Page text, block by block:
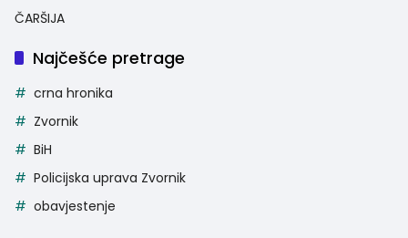
ČARŠIJA
Najčešće pretrage
crna hronika
Zvornik
BiH
Policijska uprava Zvornik
obavjestenje